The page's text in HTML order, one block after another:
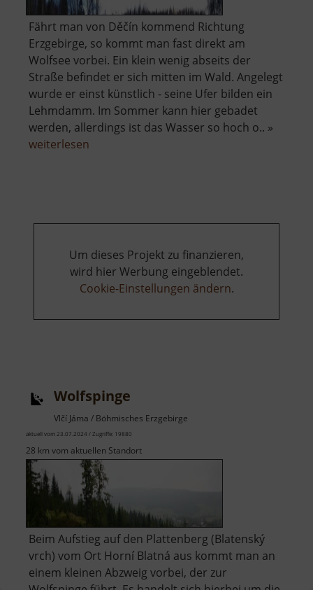
Fährt man von Děčín kommend Richtung
Erzgebirge, so kommt man fast direkt am
Wolfsee vorbei. Ein klein wenig abseits der
Straße befindet er sich mitten im Wald. Angelegt
wurde er einst künstlich - seine Ufer bilden ein
Lehmdamm. Im Sommer kann hier gebadet
werden, allerdings ist das Wasser so hoch o.. »
weiterlesen
Um dieses Projekt zu finanzieren,
wird hier Werbung eingeblendet.
Cookie-Einstellungen ändern.
Wolfspinge
Vlčí Jáma / Böhmisches Erzgebirge
aktuell vom 23.07.2024 / Zugriffe: 19880
28 km vom aktuellen Standort
Beim Aufstieg auf den Plattenberg (Blatenský
vrch) vom Ort Horní Blatná aus kommt man an
einem kleinen Abzweig vorbei, der zur